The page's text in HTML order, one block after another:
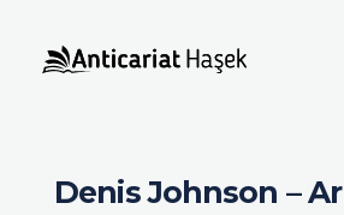
Denis Johnson –